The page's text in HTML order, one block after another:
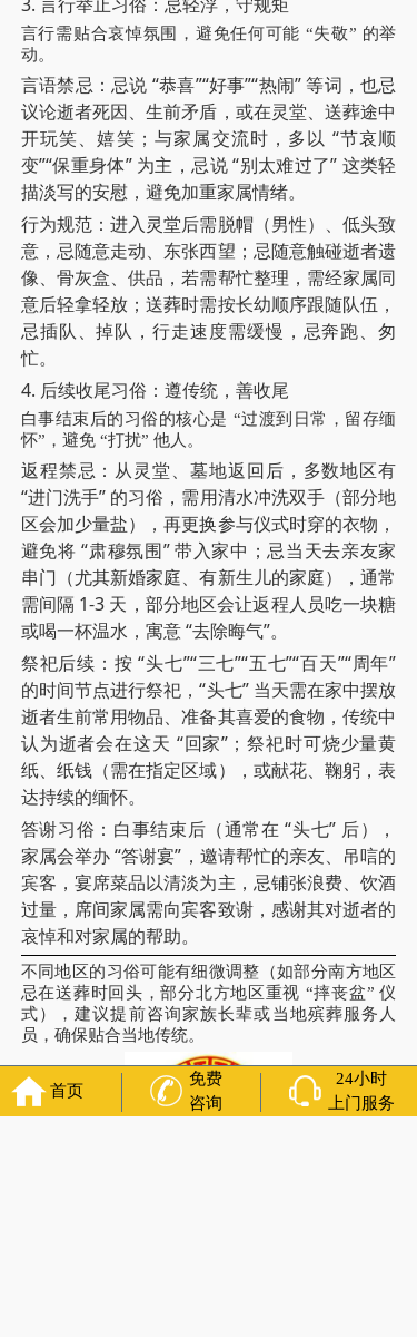
言行需贴合哀悼氛围，避免任何可能 “失敬” 的举
动。
言语禁忌：忌说 “恭喜”“好事”“热闹” 等词，也忌
议论逝者死因、生前矛盾，或在灵堂、送葬途中
开玩笑、嬉笑；与家属交流时，多以 “节哀顺
变”“保重身体” 为主，忌说 “别太难过了” 这类轻
描淡写的安慰，避免加重家属情绪。
行为规范：进入灵堂后需脱帽（男性）、低头致
意，忌随意走动、东张西望；忌随意触碰逝者遗
像、骨灰盒、供品，若需帮忙整理，需经家属同
意后轻拿轻放；送葬时需按长幼顺序跟随队伍，
忌插队、掉队，行走速度需缓慢，忌奔跑、匆
忙。
4. 后续收尾习俗：遵传统，善收尾
白事结束后的习俗的核心是 “过渡到日常，留存缅
怀”，避免 “打扰” 他人。
返程禁忌：从灵堂、墓地返回后，多数地区有
“进门洗手” 的习俗，需用清水冲洗双手（部分地
区会加少量盐），再更换参与仪式时穿的衣物，
避免将 “肃穆氛围” 带入家中；忌当天去亲友家
串门（尤其新婚家庭、有新生儿的家庭），通常
需间隔 1-3 天，部分地区会让返程人员吃一块糖
或喝一杯温水，寓意 “去除晦气”。
祭祀后续：按 “头七”“三七”“五七”“百天”“周年”
的时间节点进行祭祀，“头七” 当天需在家中摆放
逝者生前常用物品、准备其喜爱的食物，传统中
认为逝者会在这天 “回家”；祭祀时可烧少量黄
纸、纸钱（需在指定区域），或献花、鞠躬，表
达持续的缅怀。
答谢习俗：白事结束后（通常在 “头七” 后），
家属会举办 “答谢宴”，邀请帮忙的亲友、吊唁的
宾客，宴席菜品以清淡为主，忌铺张浪费、饮酒
过量，席间家属需向宾客致谢，感谢其对逝者的
哀悼和对家属的帮助。
不同地区的习俗可能有细微调整（如部分南方地区
忌在送葬时回头，部分北方地区重视 “摔丧盆” 仪
式），建议提前咨询家族长辈或当地殡葬服务人
员，确保贴合当地传统。
首页
免费
咨询
24小时
上门服务